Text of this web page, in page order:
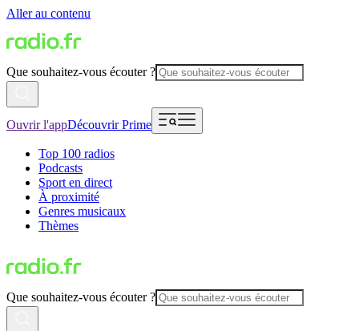
Aller au contenu
Que souhaitez-vous écouter ?
Ouvrir l'appDécouvrir Prime
Top 100 radios
Podcasts
Sport en direct
À proximité
Genres musicaux
Thèmes
Que souhaitez-vous écouter ?